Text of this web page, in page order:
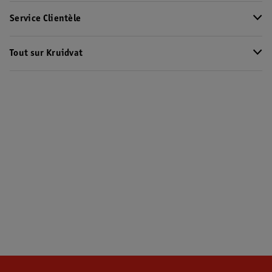
Service Clientèle
Tout sur Kruidvat